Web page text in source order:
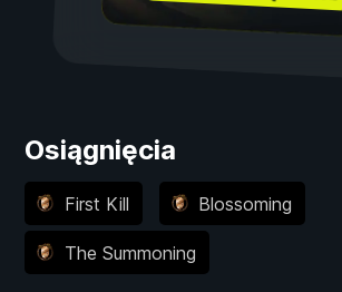
Osiągnięcia
First Kill Blossoming
The Summoning